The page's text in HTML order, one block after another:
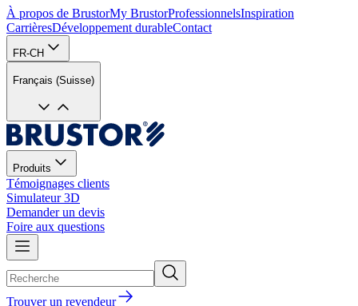
À propos de BrustorMy BrustorProfessionnelsInspiration
CarrièresDéveloppement durableContact
FR-CH
Français (Suisse)
Produits
Témoignages clients
Simulateur 3D
Demander un devis
Foire aux questions
Trouver un revendeur